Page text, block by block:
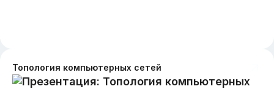
Топология компьютерных сетей